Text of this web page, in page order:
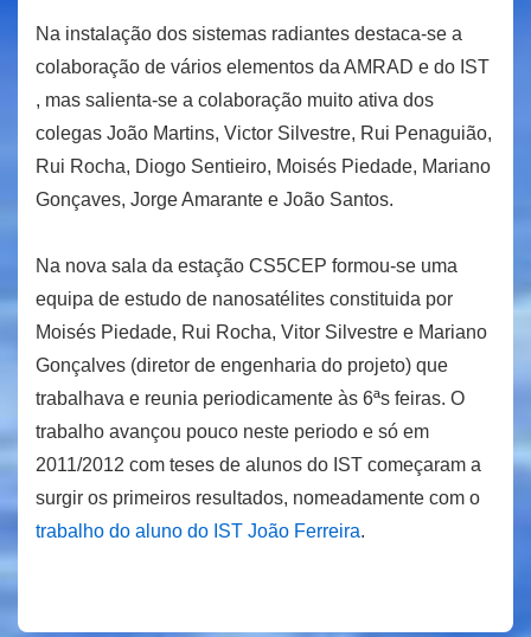
Na instalação dos sistemas radiantes destaca-se a
colaboração de vários elementos da AMRAD e do IST
, mas salienta-se a colaboração muito ativa dos
colegas João Martins, Victor Silvestre, Rui Penaguião,
Rui Rocha, Diogo Sentieiro, Moisés Piedade, Mariano
Gonçaves, Jorge Amarante e João Santos.
Na nova sala da estação CS5CEP formou-se uma
equipa de estudo de nanosatélites constituida por
Moisés Piedade, Rui Rocha, Vitor Silvestre e Mariano
Gonçalves (diretor de engenharia do projeto) que
trabalhava e reunia periodicamente às 6ªs feiras. O
trabalho avançou pouco neste periodo e só em
2011/2012 com teses de alunos do IST começaram a
surgir os primeiros resultados, nomeadamente com o
trabalho do aluno do IST João Ferreira.